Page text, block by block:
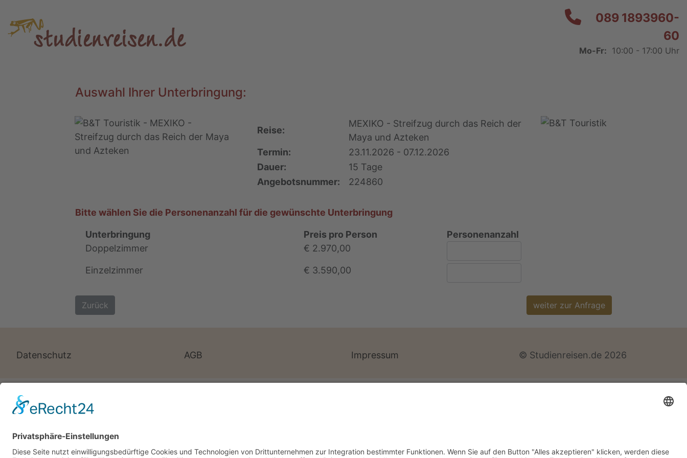
089 1893960-
60
Mo-Fr: 10:00 - 17:00 Uhr
Auswahl Ihrer Unterbringung:
Reise:
MEXIKO - Streifzug durch das Reich der
Maya und Azteken
Termin:
23.11.2026 - 07.12.2026
Dauer:
15 Tage
Angebotsnummer:
224860
Bitte wählen Sie die Personenanzahl für die gewünschte Unterbringung
Unterbringung Preis pro Person
Personenanzahl
Doppelzimmer
€ 2.970,00
Einzelzimmer € 3.590,00
Zurück weiter zur Anfrage
Datenschutz AGB Impressum © Studienreisen.de 2026